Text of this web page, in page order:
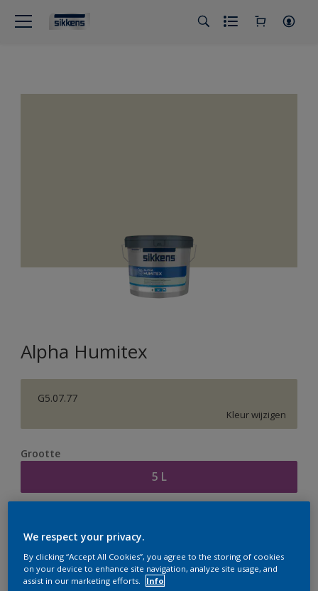
Alpha Humitex
G5.07.77
Kleur wijzigen
Grootte
5 L
We respect your privacy.
By clicking “Accept All Cookies”, you agree to the storing of cookies
on your device to enhance site navigation, analyze site usage, and
assist in our marketing efforts.
Info